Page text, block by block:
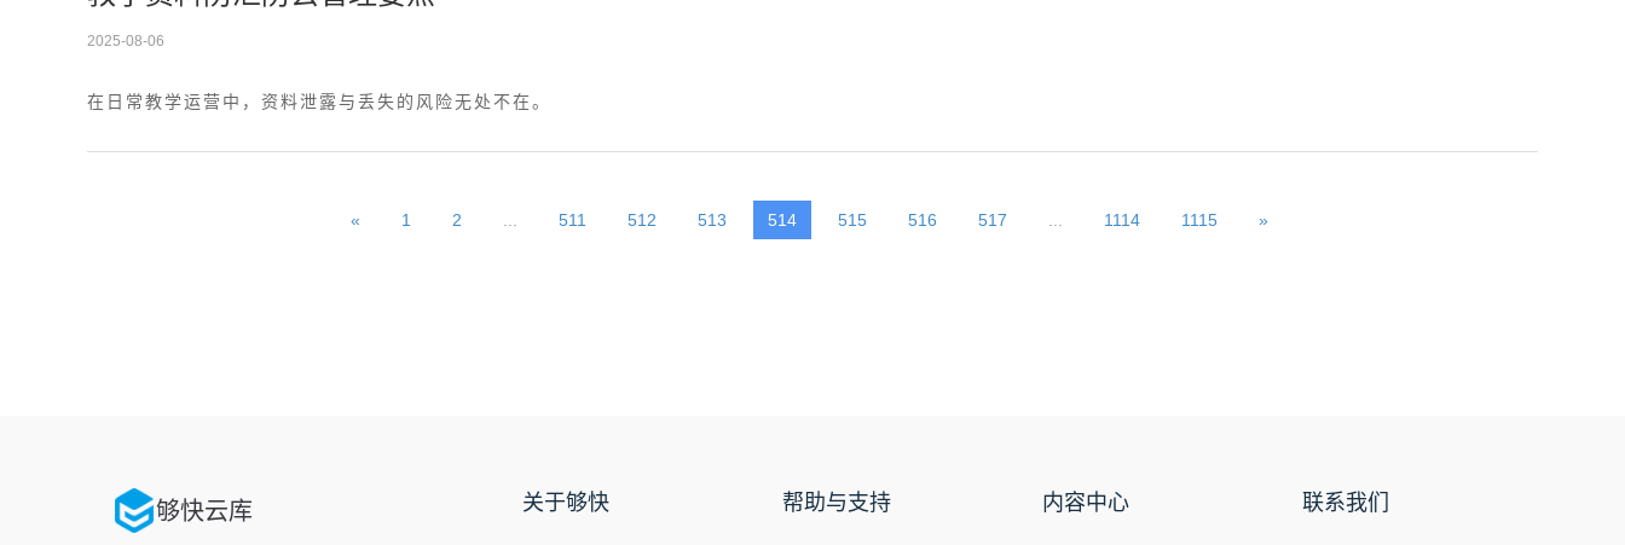
2025-08-06
在日常教学运营中，资料泄露与丢失的风险无处不在。
« 1 2 511 512 513 514 515 516 517 1114 1115 »
够快云库 关于够快 帮助与支持 内容中心 联系我们